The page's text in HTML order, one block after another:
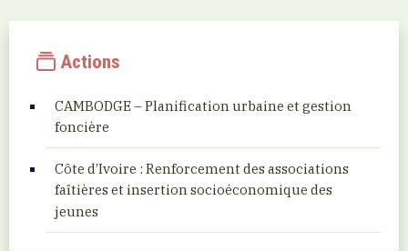
Actions
CAMBODGE – Planification urbaine et gestion
foncière
Côte d’Ivoire : Renforcement des associations
faîtières et insertion socioéconomique des
jeunes